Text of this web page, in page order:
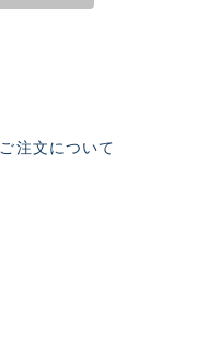
ご注文について